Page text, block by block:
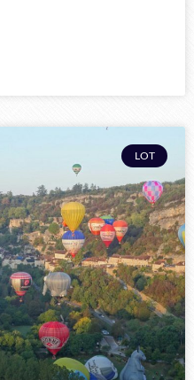
LOT